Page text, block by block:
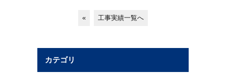
« 工事実績一覧へ
カテゴリ